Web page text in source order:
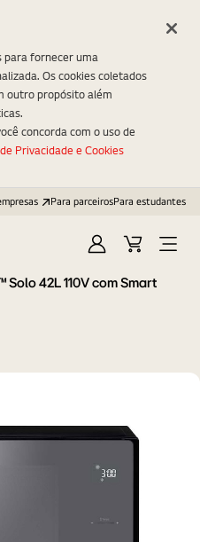
Para parceirosPara estudantes
EntrarCarrinhoOpen
42L 110V com Smart
para fornecer uma
Os cookies coletados
outro propósito além
concorda com o uso de
Privacidade e Cookies